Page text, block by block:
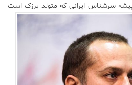
سرشناس ایرانی که متولد برزک است